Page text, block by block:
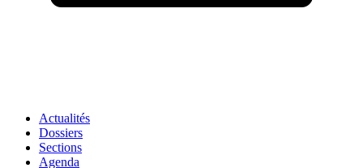
Actualités
Dossiers
Sections
Agenda